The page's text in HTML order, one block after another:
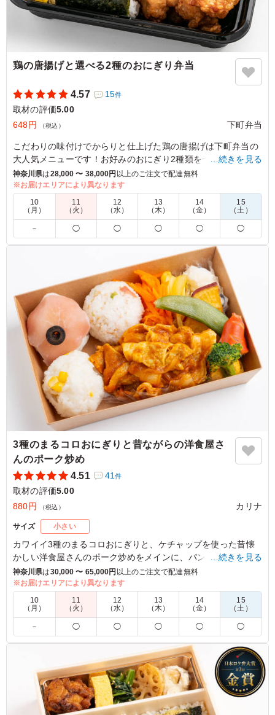
が美味しくおにぎりと一緒に食べると最高でした。
ロケ・撮影›取材
鶏の唐揚げと選べる2種のおにぎり弁当
4.57 15件
取材の評価5.00
648円
（税込） 下町弁当
こだわりの味付けでからりと仕上げた鶏の唐揚げは下町弁当の
大人気メニューです！お好みのおにぎり2種類を一緒にぜひ一
度ご賞味いただければ人気の理由がわかるはず。お子様用のお
弁当としてもぴったり！
下記から2種類お選びください。
梅/鮭/鮭わかめ/しそ昆布/塩昆布ツナ/ツナマヨ/和風ツナマヨ/ピ
リ辛ツナ/おかか/おかかチーズ/ごま油と青ネギ/ピリ辛おかか/
梅おかか/じゃこおかか/塩昆布おかか/茶飯/たぬき/ゆかりチー
※おにぎりのご指定は「連絡事項」の欄にご記載ください。
※連絡事項に記載がない場合、お任せとなります。
5.0
しっかり大きい唐揚げが二つ、ナスのおかず、さつまいも
の天ぷら、卵焼き、たくあんがついていました。 おにぎ
りは2つ、とても食べやすいサイズで美味しかったです。
男性もしっかり満足できるボリュームかと思います。
ご利用シーン：ロケ・撮影›
取材
東京都港区東麻布2025/10/20
…続きを見る
神奈川県は28,000 〜 38,000円 以上のご注文で配達無料
※お届けエリアにより異なります
10
（月）
11
（火）
12
（水）
13
（木）
14
（金）
15
（土）
－ ◯ ◯ ◯ ◯ ◯
3種のまるコロおにぎりと昔ながらの洋食屋さ
んのポーク炒め
4.51
41件
取材の評価5.00
880円
（税込） カリナ
サイズ 小さい
カワイイ3種のまるコロおにぎりと、ケチャップを使った昔懐
かしい洋食屋さんのポーク炒めをメインに、パンプキンだし巻
きやオリーブポテサラ、ナポリタンなど、多彩な8種の惣菜が
彩り鮮やかに盛り付けられ、バラエティ豊かな味わいが楽しめ
ます。和洋折衷のさまざまなおかずを楽しめるカワイイお弁当
をお楽しみください。
※おにぎりの種類を下記の組み合わせからお選びいただけま
「A：生ハムオリーブのおにぎり・梅おかかのおにぎり・コー
ンのおにぎり」
「B：さくらにぎり、ゆかりれんこんのおにぎり、青のりのお
にぎり」
「C：おかかチーズのおにぎり・オリーブ味噌のおにぎり・サ
…続きを見る
神奈川県は30,000 〜 65,000円 以上のご注文で配達無料
※お届けエリアにより異なります
10
（月）
11
（火）
12
（水）
13
（木）
14
（金）
15
（土）
－ ◯ ◯ ◯ ◯ ◯